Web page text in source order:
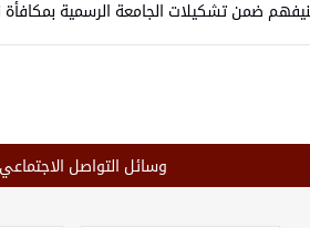
ضمن تشكيلات الجامعة الرسمية بمكافأة
وسائل التواصل الاجتماعي